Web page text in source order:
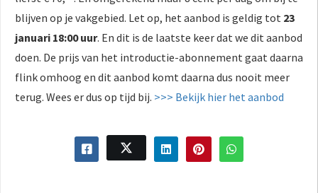
blijven op je vakgebied. Let op, het aanbod is geldig tot 23
januari 18:00 uur. En dit is de laatste keer dat we dit aanbod
doen. De prijs van het introductie-abonnement gaat daarna
flink omhoog en dit aanbod komt daarna dus nooit meer
terug. Wees er dus op tijd bij. >>> Bekijk hier het aanbod